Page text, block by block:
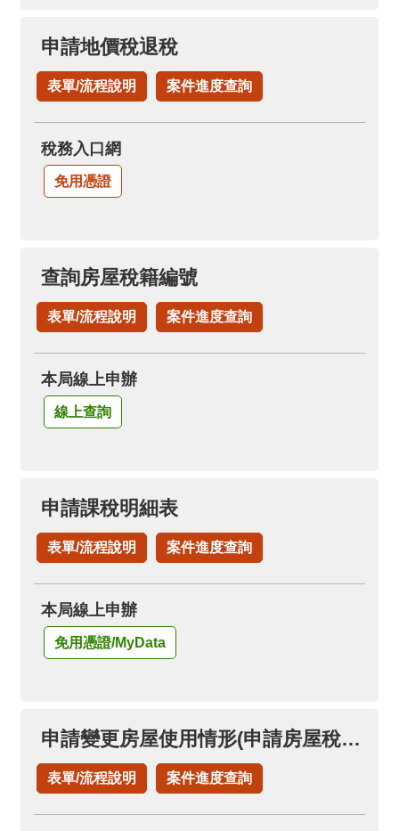
申請地價稅退稅
表單/流程說明 案件進度查詢
稅務入口網
免用憑證
查詢房屋稅籍編號
表單/流程說明 案件進度查詢
本局線上申辦
線上查詢
申請課稅明細表
表單/流程說明 案件進度查詢
本局線上申辦
免用憑證/MyData
申請變更房屋使用情形(申請房屋稅自住房屋)(已按自住用稅率者，免再申請)
表單/流程說明 案件進度查詢